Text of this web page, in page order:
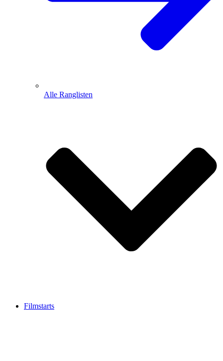
Alle Ranglisten
Filmstarts